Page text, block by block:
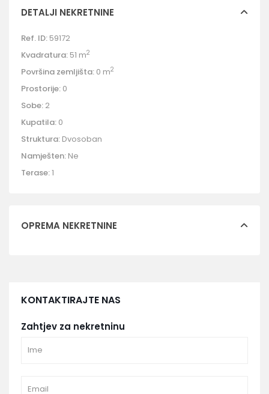
DETALJI NEKRETNINE
Ref. ID: 59172
Kvadratura: 51 m2
Površina zemljišta: 0 m2
Prostorije: 0
Sobe: 2
Kupatila: 0
Struktura: Dvosoban
Namješten: Ne
Terase:1
OPREMA NEKRETNINE
KONTAKTIRAJTE NAS
Zahtjev za nekretninu